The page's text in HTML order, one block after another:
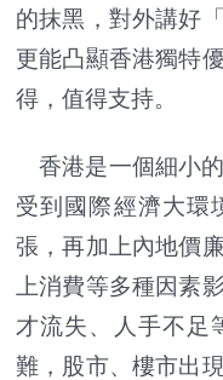
的抹黑，對外講好
更能凸顯香港獨特
得，值得支持。
香港是一個細小
受到國際經濟大環
張，再加上內地價
上消費等多種因素
才流失、人手不足
難，股市、樓市出